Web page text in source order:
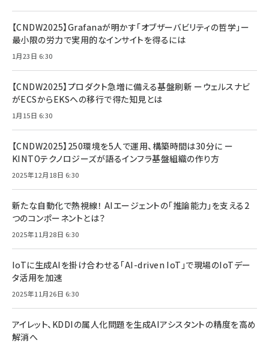
【CNDW2025】Grafanaが明かす「オブザーバビリティの哲学」ー
最小限の労力で実用的なインサイトを得るには
1月23日 6:30
【CNDW2025】プロダクト急増に備える基盤刷新 ーウェルスナビ
がECSからEKSへの移行で得た知見とは
1月15日 6:30
【CNDW2025】250環境を5人で運用、構築時間は30分に ー
KINTOテクノロジーズが語るインフラ基盤組織の作り方
2025年12月18日 6:30
新たな自動化で熱視線！ AIエージェントの「推論能力」を支える2
つのコンポーネントとは？
2025年11月28日 6:30
IoTに生成AIを掛け合わせる「AI-driven IoT」で現場のIoTデー
タ活用を加速
2025年11月26日 6:30
アイレット、KDDIの属人化問題を生成AIアシスタントの精度を高め
解消へ